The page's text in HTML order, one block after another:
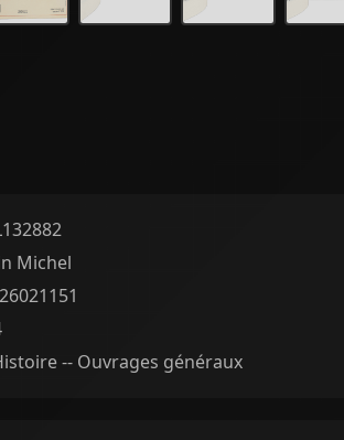
Michel
-- Ouvrages généraux